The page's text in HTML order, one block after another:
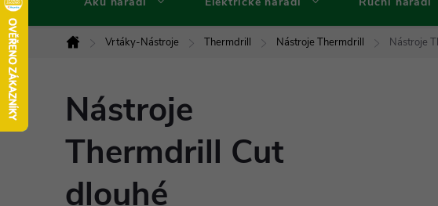
Domů
Vrtáky-Nástroje Thermdrill Nástroje Thermdrill Nástroje
Nástroje
Thermdrill Cut
dlouhé